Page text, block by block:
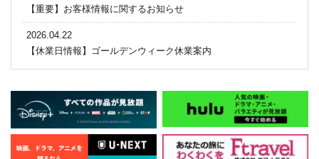
【重要】お客様情報に関するお知らせ
2026.04.22
【休業日情報】ゴールデンウィーク休業案内